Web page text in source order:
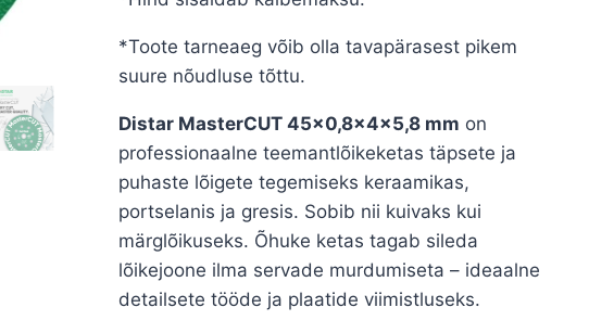
oli:
€18,60.
is:
€14,88.
*Toote tarneaeg võib olla tavapärasest pikem
suure nõudluse tõttu.
Distar MasterCUT 45×0,8×4×5,8 mm on
professionaalne teemantlõikeketas täpsete ja
puhaste lõigete tegemiseks keraamikas,
portselanis ja gresis. Sobib nii kuivaks kui
märglõikuseks. Õhuke ketas tagab sileda
lõikejoone ilma servade murdumiseta – ideaalne
detailsete tööde ja plaatide viimistluseks.